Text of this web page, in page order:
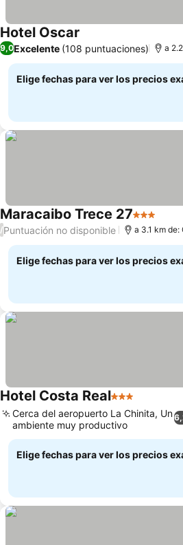
Hotel Oscar
9,0Excelente (108 puntuaciones) a
Elige fechas para ver los precios
Maracaibo Trece 273 Estrellas
/Puntuación no disponible a 3.1 km
Elige fechas para ver los precios
Hotel Costa Real3 Estrellas
Cerca del aeropuerto La Chinita, Un
ambiente muy productivo
Elige fechas para ver los precios